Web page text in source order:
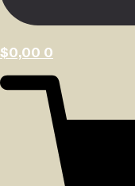
$0,00 0